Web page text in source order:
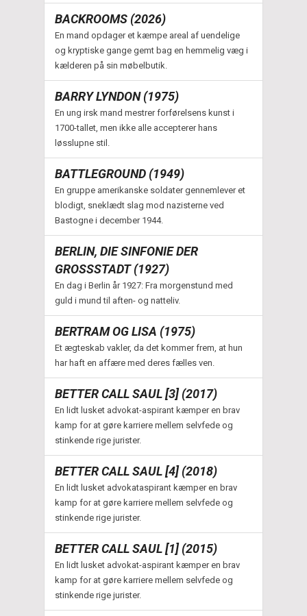
BACKROOMS (2026)
En mand opdager et kæmpe areal af uendelige
og kryptiske gange gemt bag en hemmelig væg i
kælderen på sin møbelbutik.
BARRY LYNDON (1975)
En ung irsk mand mestrer forførelsens kunst i
1700-tallet, men ikke alle accepterer hans
løsslupne stil.
BATTLEGROUND (1949)
En gruppe amerikanske soldater gennemlever et
blodigt, sneklædt slag mod nazisterne ved
Bastogne i december 1944.
BERLIN, DIE SINFONIE DER
GROSSSTADT (1927)
En dag i Berlin år 1927: Fra morgenstund med
guld i mund til aften- og natteliv.
BERTRAM OG LISA (1975)
Et ægteskab vakler, da det kommer frem, at hun
har haft en affære med deres fælles ven.
BETTER CALL SAUL [3] (2017)
En lidt lusket advokat-aspirant kæmper en brav
kamp for at gøre karriere mellem selvfede og
stinkende rige jurister.
BETTER CALL SAUL [4] (2018)
En lidt lusket advokataspirant kæmper en brav
kamp for at gøre karriere mellem selvfede og
stinkende rige jurister.
BETTER CALL SAUL [1] (2015)
En lidt lusket advokat-aspirant kæmper en brav
kamp for at gøre karriere mellem selvfede og
stinkende rige jurister.